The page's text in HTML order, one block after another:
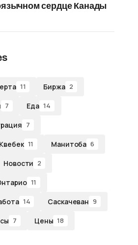
сердце Канады
11 Биржа 2
7 Еда 14
7
Квебек 11 Манитоба 6
Новости 2
11
14 Саскачеван 9
7 Цены 18